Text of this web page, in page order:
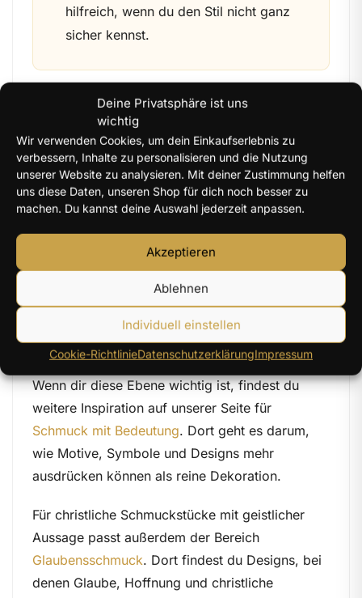
Deine Privatsphäre ist uns
wichtig
Wir verwenden Cookies, um dein Einkaufserlebnis zu
verbessern, Inhalte zu personalisieren und die Nutzung
unserer Website zu analysieren. Mit deiner Zustimmung helfen
uns diese Daten, unseren Shop für dich noch besser zu
machen. Du kannst deine Auswahl jederzeit anpassen.
Akzeptieren
Ablehnen
Individuell einstellen
Cookie-RichtlinieDatenschutzerklärungImpressum
hilfreich, wenn du den Stil nicht ganz
sicher kennst.
Schmuck mit Symbolik, Glaube
und persönlicher Aussage
Viele Menschen wählen Schmuck nicht nur nach
Farbe, Form oder Material aus. Ein Anhänger
kann an einen besonderen Moment erinnern,
eine Kette kann ein täglicher Begleiter sein, ein
Kreuz kann Glauben sichtbar machen und ein
ausdrücken. Genau darin liegt die besondere
Stärke von Schmuck, der bewusst getragen
wird.
Wenn dir diese Ebene wichtig ist, findest du
weitere Inspiration auf unserer Seite für
Schmuck mit Bedeutung. Dort geht es darum,
wie Motive, Symbole und Designs mehr
ausdrücken können als reine Dekoration.
Für christliche Schmuckstücke mit geistlicher
Aussage passt außerdem der Bereich
Glaubensschmuck. Dort findest du Designs, bei
denen Glaube, Hoffnung und christliche